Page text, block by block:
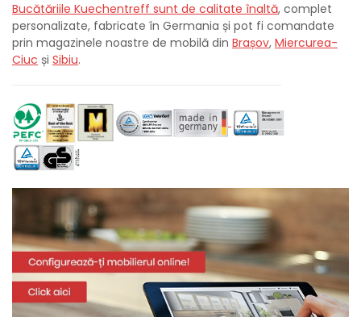
Bucătăriile Kuechentreff sunt de calitate înaltă, complet
personalizate, fabricate în Germania și pot fi comandate
prin magazinele noastre de mobilă din Brașov, Miercurea-
Ciuc și Sibiu.